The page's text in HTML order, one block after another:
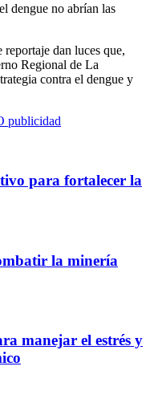
dengue no abrían las
reportaje dan luces que,
Regional de La
contra el dengue y
para fortalecer la
la minería
manejar el estrés y